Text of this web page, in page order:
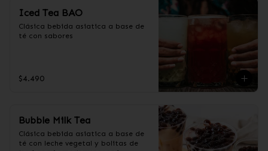
Iced Tea BAO
Clásica bebida asiatica a base de
té con sabores
$4.490
Bubble Milk Tea
Clásica bebida asiatica a base de
té con leche vegetal y bolitas de